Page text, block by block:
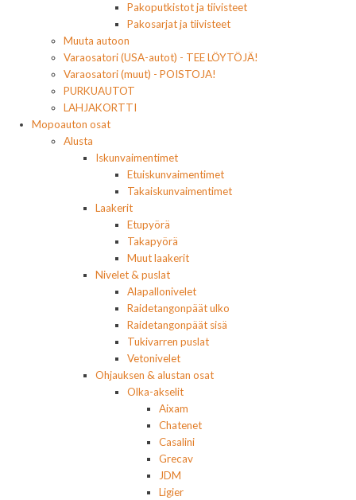
Pakoputkistot ja tiivisteet
Pakosarjat ja tiivisteet
Muuta autoon
Varaosatori (USA-autot) - TEE LÖYTÖJÄ!
Varaosatori (muut) - POISTOJA!
PURKUAUTOT
LAHJAKORTTI
Mopoauton osat
Alusta
Iskunvaimentimet
Etuiskunvaimentimet
Takaiskunvaimentimet
Laakerit
Etupyörä
Takapyörä
Muut laakerit
Nivelet & puslat
Alapallonivelet
Raidetangonpäät ulko
Raidetangonpäät sisä
Tukivarren puslat
Vetonivelet
Ohjauksen & alustan osat
Olka-akselit
Aixam
Chatenet
Casalini
Grecav
JDM
Ligier